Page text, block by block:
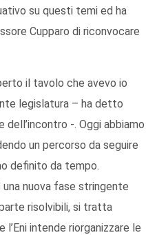
su questi temi ed ha
Cupparo di riconvocare
il tavolo che avevo io
legislatura – ha detto
dell’incontro -. Oggi abbiamo
un percorso da seguire
definito da tempo.
nuova fase stringente
risolvibili, si tratta
intende riorganizzare le